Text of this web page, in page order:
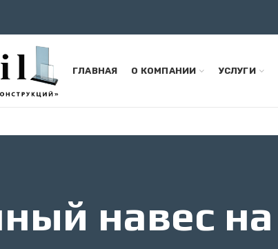
ГЛАВНАЯ О КОМПАНИИ УСЛУГИ
навес на